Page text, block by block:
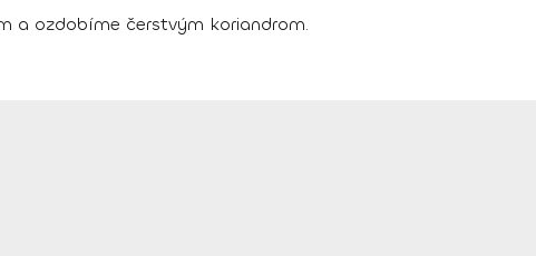
a ozdobíme čerstvým koriandrom.